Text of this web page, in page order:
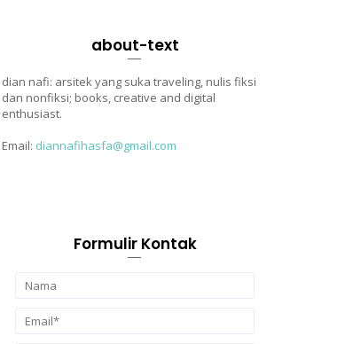
about-text
dian nafi: arsitek yang suka traveling, nulis fiksi
dan nonfiksi; books, creative and digital
enthusiast.
Email: diannafihasfa@gmail.com
Formulir Kontak